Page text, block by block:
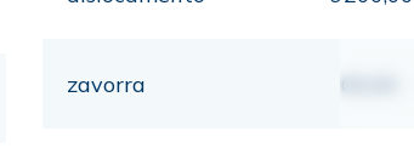
zavorra 00,00